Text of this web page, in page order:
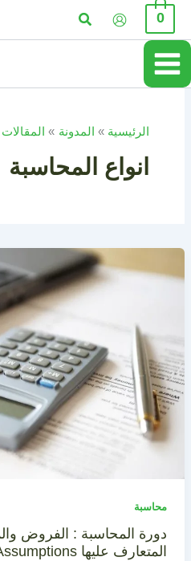
تخطي
المحتوى
0 البحث
الرئيسية المدونة المقالات
انواع المحاسبة
محاسبة
دورة المحاسبة : الفروض
المتعارف عليها Accounting Assumptions